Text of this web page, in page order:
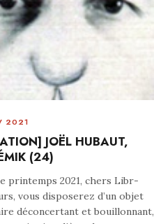
2021
JOËL HUBAUT,
(24)
printemps 2021, chers Libr-
vous disposerez d’un objet
déconcertant et bouillonnant,